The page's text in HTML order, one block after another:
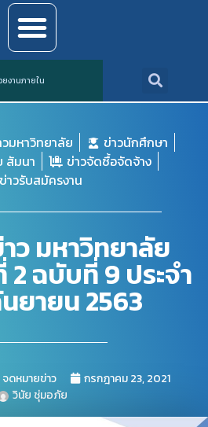
งานภายใน
วมหาวิทยาลัย
ข่าวนักศึกษา
สัมนา
ข่าวจัดซื้อจัดจ้าง
ข่าวรับสมัครงาน
ว มหาวิทยาลัย
ฉบับที่ 9 ประจำ
ยายน 2563
จดหมายข่าว
กรกฎาคม 23, 2021
วินัย ชุ่มอภัย